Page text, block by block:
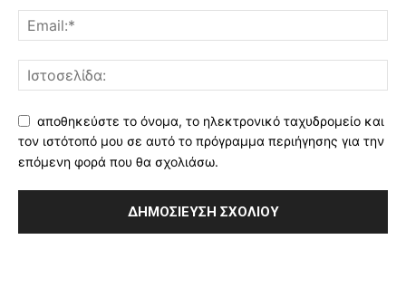
αποθηκεύστε το όνομα, το ηλεκτρονικό ταχυδρομείο και
τον ιστότοπό μου σε αυτό το πρόγραμμα περιήγησης για την
επόμενη φορά που θα σχολιάσω.